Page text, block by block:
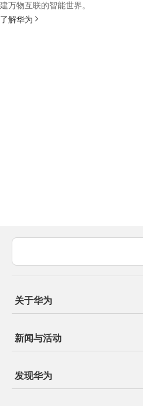
建万物互联的智能世界。
了解华为
关于华为
新闻与活动
发现华为